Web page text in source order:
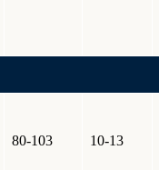
80-103 10-13